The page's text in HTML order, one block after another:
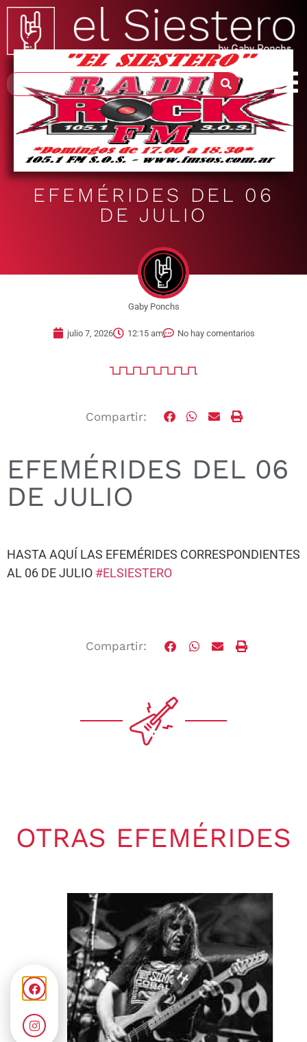
EFEMÉRIDES DEL 06
DE JULIO
Gaby Ponchs
julio 7, 2026 12:15 am No hay comentarios
Compartir:
EFEMÉRIDES DEL 06
DE JULIO
HASTA AQUÍ LAS EFEMÉRIDES CORRESPONDIENTES
AL 06 DE JULIO #ELSIESTERO
Compartir:
OTRAS EFEMÉRIDES